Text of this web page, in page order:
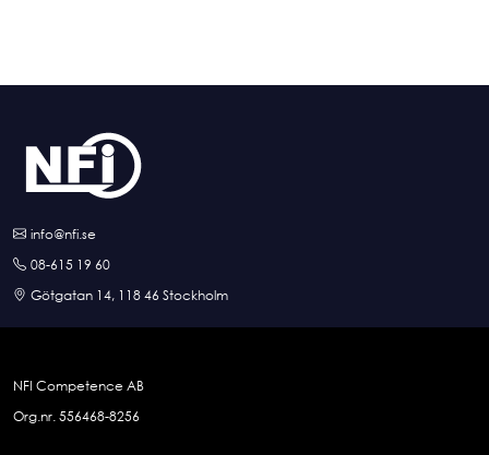
info@nfi.se
08-615 19 60
Götgatan 14, 118 46 Stockholm
NFI Competence AB
Org.nr. 556468-8256